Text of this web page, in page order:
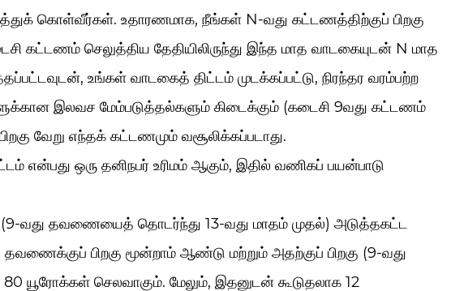
கொள்வீர்கள். உதாரணமாக, நீங்கள் N-வது கட்டணத்திற்குப் பிறகு
கட்டணம் செலுத்திய தேதியிலிருந்து இந்த மாத வாடகையுடன் N மாத
உங்கள் வாடகைத் திட்டம் முடக்கப்பட்டு, நிரந்தர வரம்பற்ற
இலவச மேம்படுத்தல்களும் கிடைக்கும் (கடைசி 9வது கட்டணம்
வேறு எந்தக் கட்டணமும் வசூலிக்கப்படாது.
என்பது ஒரு தனிநபர் உரிமம் ஆகும், இதில் வணிகப் பயன்பாடு
வது தவணையைத் தொடர்ந்து 13-வது மாதம் முதல்) அடுத்தகட்ட
பிறகு மூன்றாம் ஆண்டு மற்றும் அதற்குப் பிறகு (9-வது
செலவாகும். மேலும், இதனுடன் கூடுதலாக 12